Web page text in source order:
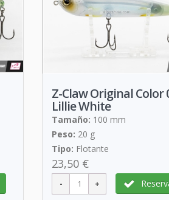
Z-Claw Original Color
Lillie White
Tamaño: 100 mm
Peso: 20 g
Tipo: Flotante
23,50 €